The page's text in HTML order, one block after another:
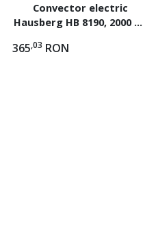
Convector electric
Hausberg HB 8190, 2000 W,
termostat reglabil
365,03 RON